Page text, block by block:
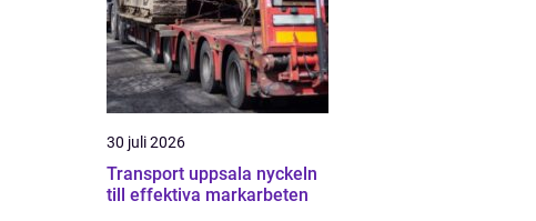
30 juli 2026
Transport uppsala nyckeln
till effektiva markarbeten